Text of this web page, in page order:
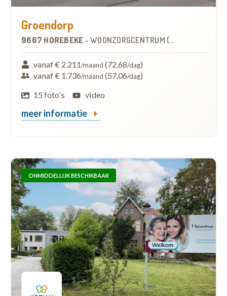
Groendorp
9667 HOREBEKE - WOONZORGCENTRUM (WZC)
vanaf € 2.211/maand (72,68/dag)
vanaf € 1.736/maand (57,06/dag)
15 foto's
video
meer informatie
ONMIDDELLIJK BESCHIKBAAR